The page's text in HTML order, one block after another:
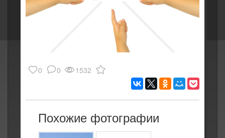
0 0 1532
Похожие фотографии